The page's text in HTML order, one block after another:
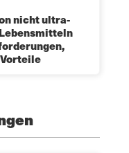
nicht ultra-